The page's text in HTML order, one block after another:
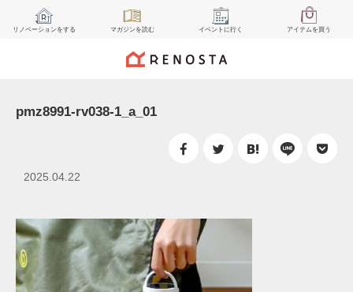
リノベーションをする マガジンを読む イベント に行く アイテムを買う
pmz8991-rv038-1_a_01
2025.04.22